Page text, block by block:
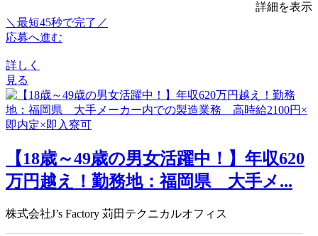
詳細を表示
＼最短45秒で完了／
応募へ進む
詳しく
見る
【18歳～49歳の男女活躍中！】年収620
万円越え！勤務地：福岡県 大手メ...
株式会社J’s Factory 苅田テクニカルオフィス